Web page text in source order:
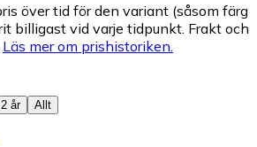
över tid för den variant (såsom färg
billigast vid varje tidpunkt. Frakt och
Läs mer om prishistoriken.
2 år Allt